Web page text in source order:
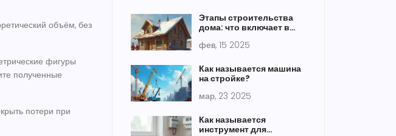
объём, без
фигуры
полученные
потери при
Этапы строительства
дома: что включает в
фев, 15 2025
Как называется машина
на стройке?
мар, 23 2025
Как называется
инструмент для